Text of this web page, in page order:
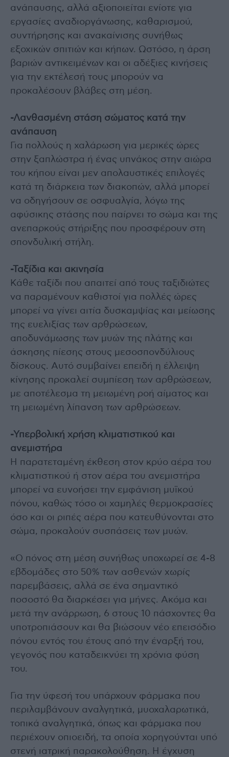
ανάπαυσης, αλλά αξιοποιείται ενίοτε για
εργασίες αναδιοργάνωσης, καθαρισμού,
συντήρησης και ανακαίνισης συνήθως
εξοχικών σπιτιών και κήπων. Ωστόσο, η άρση
βαριών αντικειμένων και οι αδέξιες κινήσεις
για την εκτέλεσή τους μπορούν να
προκαλέσουν βλάβες στη μέση.
-Λανθασμένη στάση σώματος κατά την
ανάπαυση
Για πολλούς η χαλάρωση για μερικές ώρες
στην ξαπλώστρα ή ένας υπνάκος στην αιώρα
του κήπου είναι μεν απολαυστικές επιλογές
κατά τη διάρκεια των διακοπών, αλλά μπορεί
να οδηγήσουν σε οσφυαλγία, λόγω της
αφύσικης στάσης που παίρνει το σώμα και της
ανεπαρκούς στήριξης που προσφέρουν στη
σπονδυλική στήλη.
-Ταξίδια και ακινησία
Κάθε ταξίδι που απαιτεί από τους ταξιδιώτες
να παραμένουν καθιστοί για πολλές ώρες
μπορεί να γίνει αιτία δυσκαμψίας και μείωσης
της ευελιξίας των αρθρώσεων,
αποδυνάμωσης των μυών της πλάτης και
άσκησης πίεσης στους μεσοσπονδύλιους
δίσκους. Αυτό συμβαίνει επειδή η έλλειψη
κίνησης προκαλεί συμπίεση των αρθρώσεων,
με αποτέλεσμα τη μειωμένη ροή αίματος και
τη μειωμένη λίπανση των αρθρώσεων.
-Υπερβολική χρήση κλιματιστικού και
ανεμιστήρα
Η παρατεταμένη έκθεση στον κρύο αέρα του
κλιματιστικού ή στον αέρα του ανεμιστήρα
μπορεί να ευνοήσει την εμφάνιση μυϊκού
πόνου, καθώς τόσο οι χαμηλές θερμοκρασίες
όσο και οι ριπές αέρα που κατευθύνονται στο
σώμα, προκαλούν συσπάσεις των μυών.
«Ο πόνος στη μέση συνήθως υποχωρεί σε 4-8
εβδομάδες στο 50% των ασθενών χωρίς
παρεμβάσεις, αλλά σε ένα σημαντικό
ποσοστό θα διαρκέσει για μήνες. Ακόμα και
μετά την ανάρρωση, 6 στους 10 πάσχοντες θα
υποτροπιάσουν και θα βιώσουν νέο επεισόδιο
πόνου εντός του έτους από την έναρξή του,
γεγονός που καταδεικνύει τη χρόνια φύση
του.
Για την ύφεσή του υπάρχουν φάρμακα που
περιλαμβάνουν αναλγητικά, μυοχαλαρωτικά,
τοπικά αναλγητικά, όπως και φάρμακα που
περιέχουν οπιοειδή, τα οποία χορηγούνται υπό
στενή ιατρική παρακολούθηση. Η έγχυση